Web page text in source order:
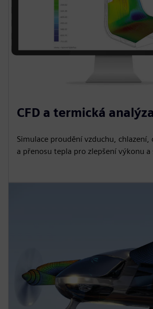
CFD a termická analýza
Simulace proudění vzduchu, chlazení,
a přenosu tepla pro zlepšení výkonu